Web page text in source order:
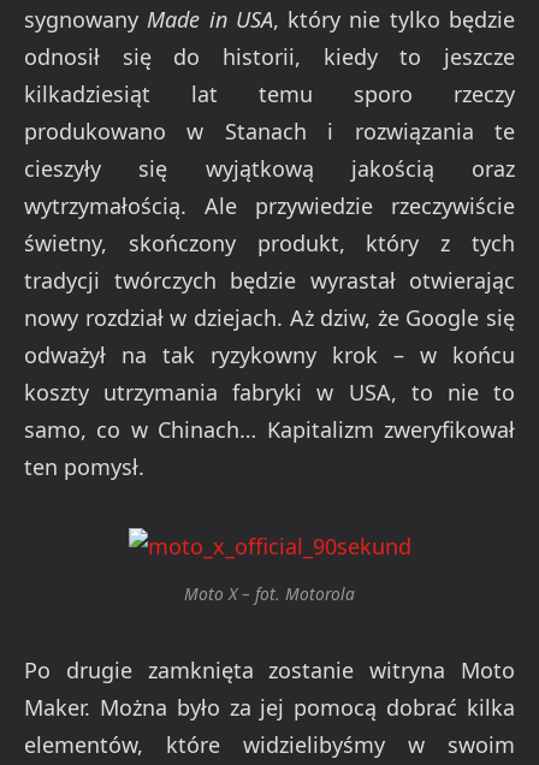
sygnowanyMade in USA, który nie tylko będzie
odnosił się do historii, kiedy to jeszcze
kilkadziesiąt lat temu sporo rzeczy
produkowano w Stanach i rozwiązania te
cieszyły się wyjątkową jakością oraz
wytrzymałością. Ale przywiedzie rzeczywiście
świetny, skończony produkt, który z tych
tradycji twórczych będzie wyrastał otwierając
nowy rozdział w dziejach. Aż dziw, że Google się
odważył na tak ryzykowny krok – w końcu
koszty utrzymania fabryki w USA, to nie to
samo, co w Chinach… Kapitalizm zweryfikował
ten pomysł.
Moto X – fot. Motorola
Po drugie zamknięta zostanie witryna Moto
Maker. Można było za jej pomocą dobrać kilka
elementów, które widzielibyśmy w swoim